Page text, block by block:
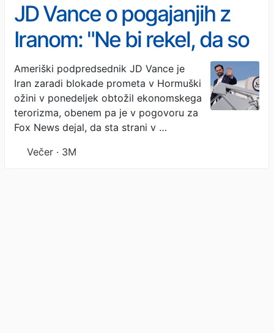
JD Vance o pogajanjih z
Iranom: "Ne bi rekel, da so
stvari šle narobe"
Ameriški podpredsednik JD Vance je
Iran zaradi blokade prometa v Hormuški
ožini v ponedeljek obtožil ekonomskega
terorizma, obenem pa je v pogovoru za
Fox News dejal, da sta strani v …
Večer · 3M